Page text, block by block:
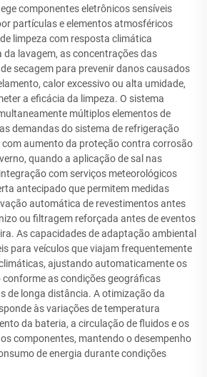
componentes eletrônicos sensíveis
partículas e elementos atmosféricos
limpeza com resposta climática
lavagem, as concentrações das
secagem para prevenir danos causados
calor excessivo ou alta umidade,
a eficácia da limpeza. O sistema
múltiplos elementos de
demandas do sistema de refrigeração
aumento da proteção contra corrosão
quando a aplicação de sal nas
com serviços meteorológicos
antecipado que permitem medidas
automática de revestimentos antes
ou filtragem reforçada antes de eventos
As capacidades de adaptação ambiental
para veículos que viajam frequentemente
ajustando automaticamente os
as condições geográficas
de longa distância. A otimização da
às variações de temperatura
da bateria, a circulação de fluidos e os
componentes, mantendo o desempenho
de energia durante condições